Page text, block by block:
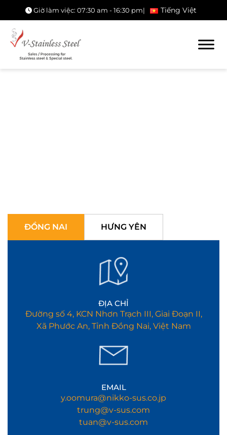
Giờ làm việc: 07:30 am - 16:30 pm| Tiếng Việt
ĐỒNG NAI HƯNG YÊN
ĐỊA CHỈ
Đường số 4, KCN Nhơn Trạch III, Giai Đoạn II,
Xã Phước An, Tỉnh Đồng Nai, Việt Nam
EMAIL
y.oomura@nikko-sus.co.jp
trung@v-sus.com
tuan@v-sus.com